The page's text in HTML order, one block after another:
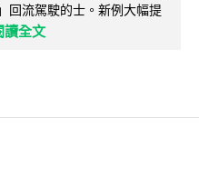
回流駕駛的士。新例大幅提
讀全文